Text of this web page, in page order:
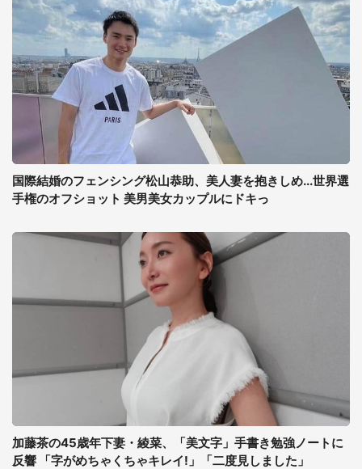
国際結婚のフェンシング松山恭助、美人妻を抱きしめ...世界選
手権のオフショット 美男美女カップルにドキっ
加藤茶の45歳年下妻・綾菜、「美文字」手書き勉強ノートに
反響 「字がめちゃくちゃキレイ!」「二度見しました」